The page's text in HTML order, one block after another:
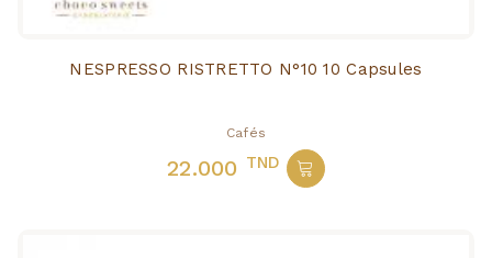
NESPRESSO RISTRETTO N°10 10 Capsules
Cafés
22.000 TND